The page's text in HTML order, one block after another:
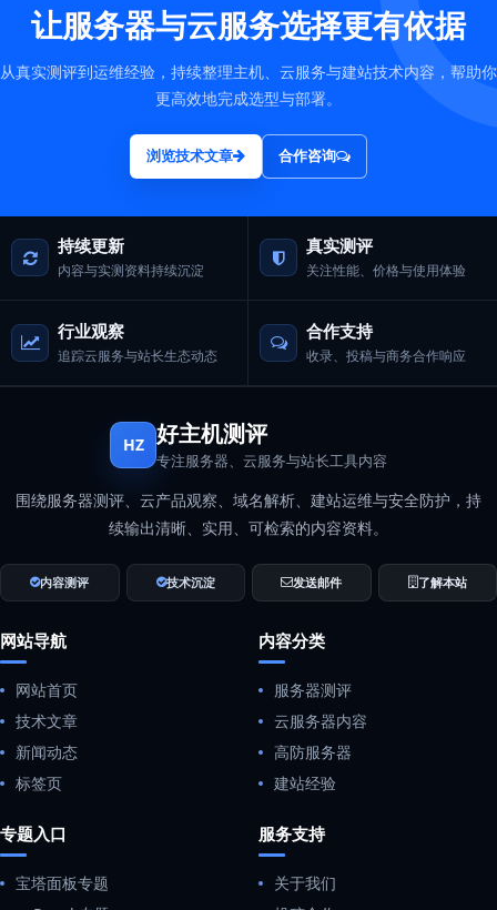
让服务器与云服务选择更有依据
从真实测评到运维经验，持续整理主机、云服务与建站技术内容，帮助你
更高效地完成选型与部署。
浏览技术文章 合作咨询
持续更新
内容与实测资料持续沉淀
真实测评
关注性能、价格与使用体验
行业观察
追踪云服务与站长生态动态
合作支持
收录、投稿与商务合作响应
HZ 好主机测评
专注服务器、云服务与站长工具内容
围绕服务器测评、云产品观察、域名解析、建站运维与安全防护，持
续输出清晰、实用、可检索的内容资料。
内容测评 技术沉淀 发送邮件 了解本站
网站导航
网站首页
技术文章
新闻动态
标签页
内容分类
服务器测评
云服务器内容
高防服务器
建站经验
专题入口
宝塔面板专题
服务支持
关于我们